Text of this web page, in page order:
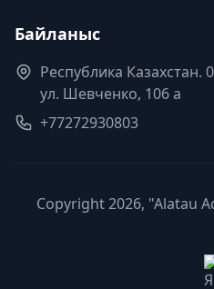
Байланыс
Республика Казахстан.
ул. Шевченко, 106 а
+77272930803
Copyright 2026, "Alatau